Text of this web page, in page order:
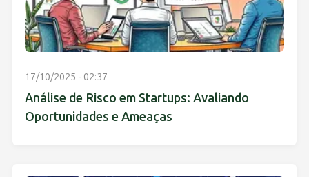
17/10/2025 - 02:37
Análise de Risco em Startups: Avaliando
Oportunidades e Ameaças